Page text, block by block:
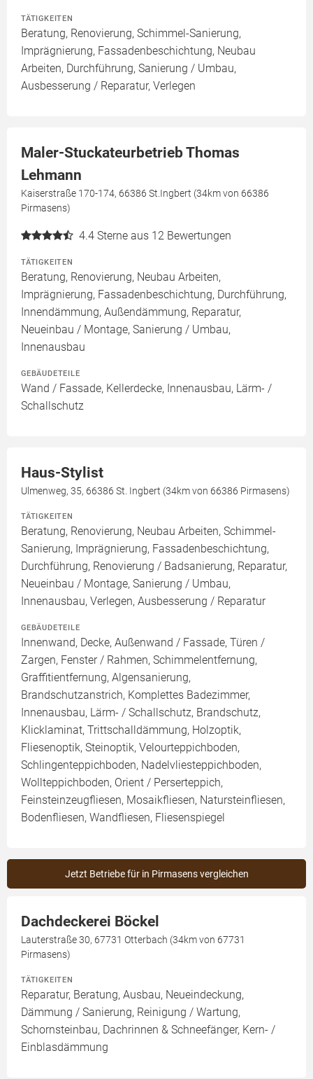
TÄTIGKEITEN
Beratung, Renovierung, Schimmel-Sanierung,
Imprägnierung, Fassadenbeschichtung, Neubau
Arbeiten, Durchführung, Sanierung / Umbau,
Ausbesserung / Reparatur, Verlegen
Maler-Stuckateurbetrieb Thomas
Lehmann
Kaiserstraße 170-174, 66386 St.Ingbert (34km von 66386
Pirmasens)
4.4 Sterne aus 12 Bewertungen
TÄTIGKEITEN
Beratung, Renovierung, Neubau Arbeiten,
Imprägnierung, Fassadenbeschichtung, Durchführung,
Innendämmung, Außendämmung, Reparatur,
Neueinbau / Montage, Sanierung / Umbau,
Innenausbau
GEBÄUDETEILE
Wand / Fassade, Kellerdecke, Innenausbau, Lärm- /
Schallschutz
Haus-Stylist
Ulmenweg, 35, 66386 St. Ingbert (34km von 66386 Pirmasens)
TÄTIGKEITEN
Beratung, Renovierung, Neubau Arbeiten, Schimmel-
Sanierung, Imprägnierung, Fassadenbeschichtung,
Durchführung, Renovierung / Badsanierung, Reparatur,
Neueinbau / Montage, Sanierung / Umbau,
Innenausbau, Verlegen, Ausbesserung / Reparatur
GEBÄUDETEILE
Innenwand, Decke, Außenwand / Fassade, Türen /
Zargen, Fenster / Rahmen, Schimmelentfernung,
Graffitientfernung, Algensanierung,
Brandschutzanstrich, Komplettes Badezimmer,
Innenausbau, Lärm- / Schallschutz, Brandschutz,
Klicklaminat, Trittschalldämmung, Holzoptik,
Fliesenoptik, Steinoptik, Velourteppichboden,
Schlingenteppichboden, Nadelvliesteppichboden,
Wollteppichboden, Orient / Perserteppich,
Feinsteinzeugfliesen, Mosaikfliesen, Natursteinfliesen,
Bodenfliesen, Wandfliesen, Fliesenspiegel
Jetzt Betriebe für in Pirmasens vergleichen
Dachdeckerei Böckel
Lauterstraße 30, 67731 Otterbach (34km von 67731
Pirmasens)
TÄTIGKEITEN
Reparatur, Beratung, Ausbau, Neueindeckung,
Dämmung / Sanierung, Reinigung / Wartung,
Schornsteinbau, Dachrinnen & Schneefänger, Kern- /
Einblasdämmung